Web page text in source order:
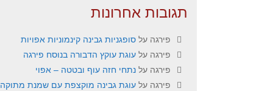
תגובות אחרונות
פירגה על סופגניות גבינה קינמוניות אפויות
פירגה על עוגת עוקץ הדבורה בנוסח פירגה
פירגה על נתחי חזה עוף ובטטה – אפוי
פירגה על עוגת גבינה מוקצפת עם שמנת מתוקה